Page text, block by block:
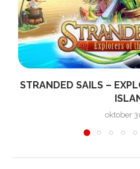
STRANDED SAILS –
oktober